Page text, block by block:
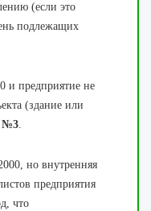
(если это
подлежащих
и предприятие не
(здание или
№3.
но внутренняя
предприятия
что